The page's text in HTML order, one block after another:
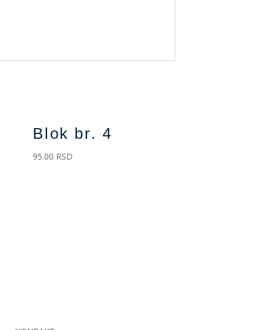
Blok br. 4
95.00 RSD